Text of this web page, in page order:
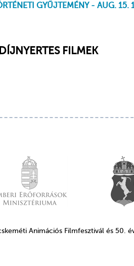
GYŰJTEMÉNY - AUG. 15.
FILMEK
Animációs Filmfesztivál és 50.